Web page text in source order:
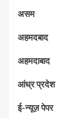
असम
अहमदबाद
अहमदाबाद
आंध्र प्रदेश
ई-न्यूज़ पेपर